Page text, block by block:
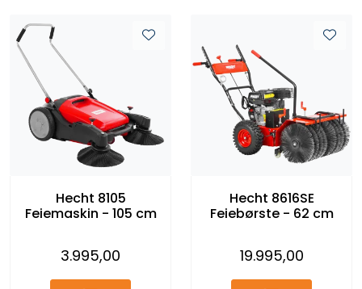
Hecht 8105
Feiemaskin - 105 cm
3.995,00
Hecht 8616SE
Feiebørste - 62 cm
19.995,00